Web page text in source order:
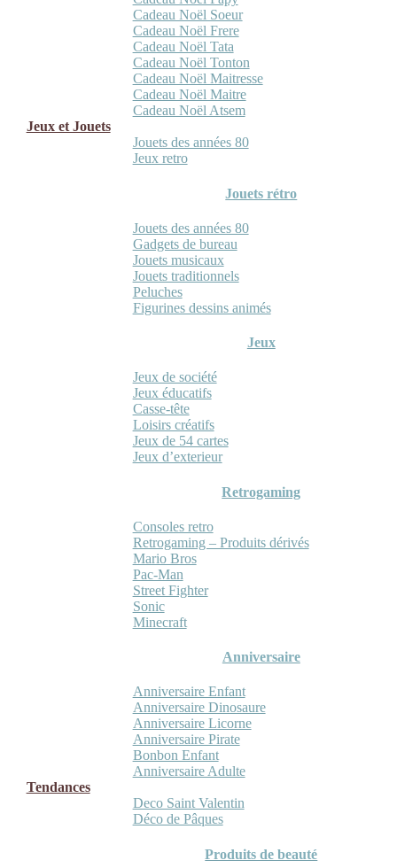
Cadeau Noël Soeur
Cadeau Noël Frere
Cadeau Noël Tata
Cadeau Noël Tonton
Cadeau Noël Maitresse
Cadeau Noël Maitre
Cadeau Noël Atsem
Jeux et Jouets
Jouets des années 80
Jeux retro
Jouets rétro
Jouets des années 80
Gadgets de bureau
Jouets musicaux
Jouets traditionnels
Peluches
Figurines dessins animés
Jeux
Jeux de société
Jeux éducatifs
Casse-tête
Loisirs créatifs
Jeux de 54 cartes
Jeux d’exterieur
Retrogaming
Consoles retro
Retrogaming – Produits dérivés
Mario Bros
Pac-Man
Street Fighter
Sonic
Minecraft
Anniversaire
Anniversaire Enfant
Anniversaire Dinosaure
Anniversaire Licorne
Anniversaire Pirate
Bonbon Enfant
Anniversaire Adulte
Tendances
Deco Saint Valentin
Déco de Pâques
Produits de beauté